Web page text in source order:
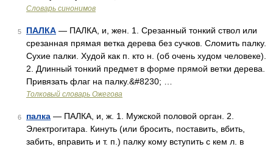
Словарь синонимов
5 ПАЛКА — ПАЛКА, и, жен. 1. Срезанный тонкий ствол или
срезанная прямая ветка дерева без сучков. Сломить палку.
Сухие палки. Худой как п. кто н. (об очень худом человеке).
2. Длинный тонкий предмет в форме прямой ветки дерева.
Привязать флаг на палку.&#8230; …
Толковый словарь Ожегова
6 палка — ПАЛКА, и, ж. 1. Мужской половой орган. 2.
Электрогитара. Кинуть (или бросить, поставить, вбить,
забить, вправить и т. п.) палку кому вступить с кем л. в